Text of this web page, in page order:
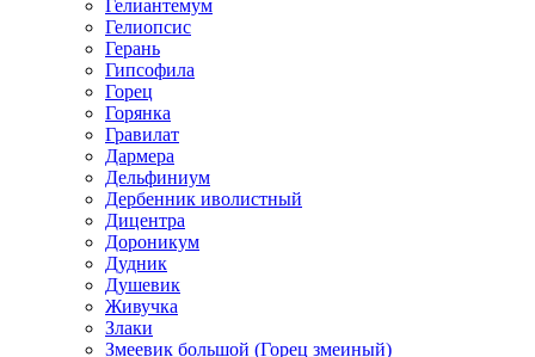
Гелиантемум
Гелиопсис
Герань
Гипсофила
Горец
Горянка
Гравилат
Дармера
Дельфиниум
Дербенник иволистный
Дицентра
Дороникум
Дудник
Душевик
Живучка
Злаки
Змеевик большой (Горец змеиный)